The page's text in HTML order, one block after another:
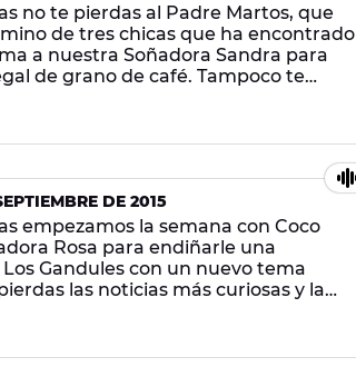
no te pierdas al Padre Martos, que
de tres chicas que ha encontrado
a nuestra Soñadora Sandra para
de grano de café. Tampoco te
DE 2015
empezamos la semana con Coco
Rosa para endiñarle una
Gandules con un nuevo tema
las noticias más curiosas y la